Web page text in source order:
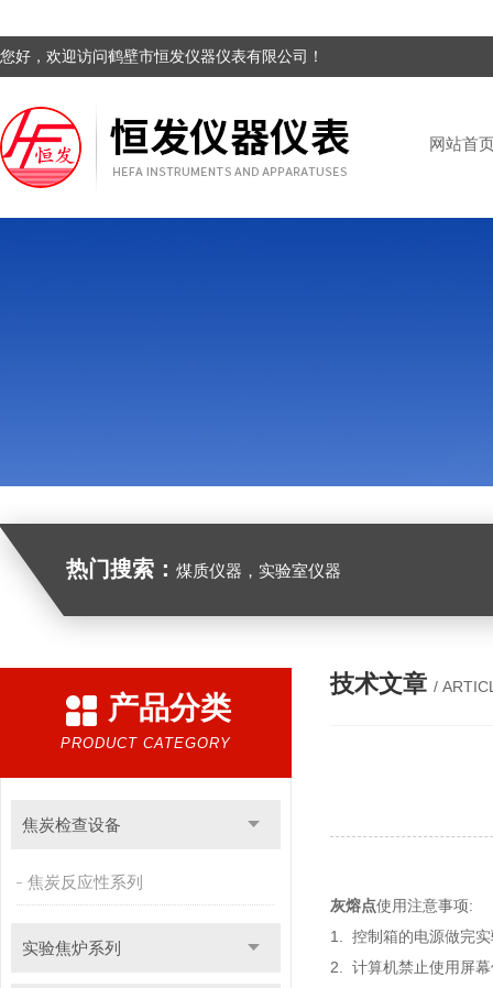
您好，欢迎访问鹤壁市恒发仪器仪表有限公司！
网站首
热门搜索： 煤质仪器，实验室仪器
产品分类
PRODUCT CATEGORY
焦炭检查设备
焦炭反应性系列
实验焦炉系列
技术文章 /
灰熔点使用注意事项:
1. 控制箱的电源做完
2. 计算机禁止使用屏